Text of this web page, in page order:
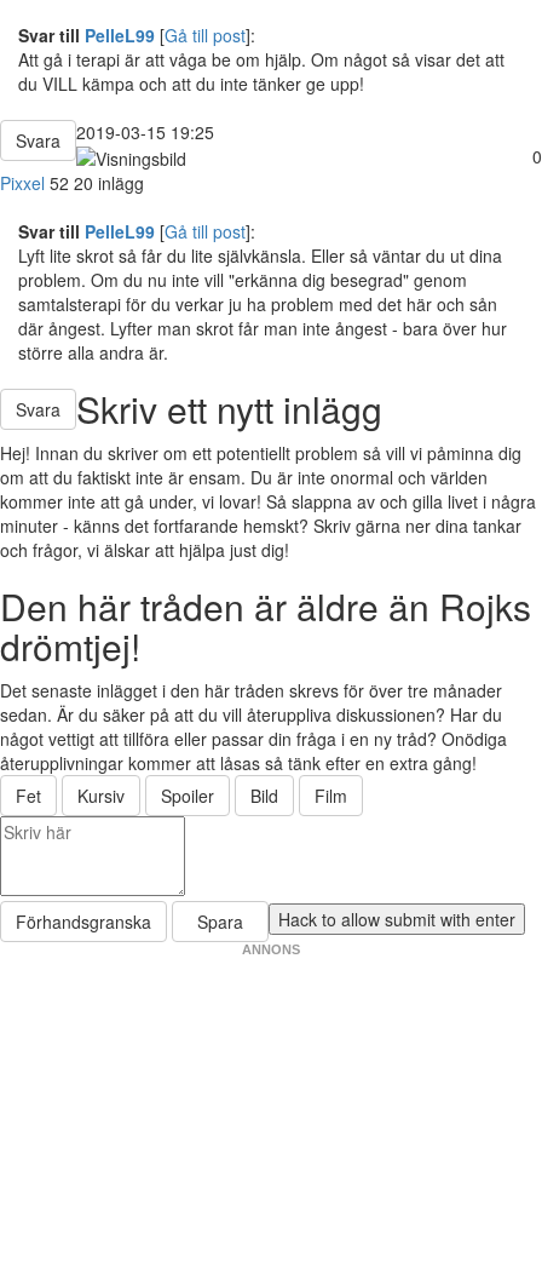
Svar till PelleL99 [Gå till post]:
Att gå i terapi är att våga be om hjälp. Om något så visar det att
du VILL kämpa och att du inte tänker ge upp!
Svara
2019-03-15 19:25
0
Pixxel 52 20 inlägg
Svar till PelleL99 [Gå till post]:
Lyft lite skrot så får du lite självkänsla. Eller så väntar du ut dina
problem. Om du nu inte vill "erkänna dig besegrad" genom
samtalsterapi för du verkar ju ha problem med det här och sån
där ångest. Lyfter man skrot får man inte ångest - bara över hur
större alla andra är.
Svara Skriv ett nytt inlägg
Hej! Innan du skriver om ett potentiellt problem så vill vi påminna dig
om att du faktiskt inte är ensam. Du är inte onormal och världen
kommer inte att gå under, vi lovar! Så slappna av och gilla livet i några
minuter - känns det fortfarande hemskt? Skriv gärna ner dina tankar
och frågor, vi älskar att hjälpa just dig!
Den här tråden är äldre än Rojks
drömtjej!
Det senaste inlägget i den här tråden skrevs för över tre månader
sedan. Är du säker på att du vill återuppliva diskussionen? Har du
något vettigt att tillföra eller passar din fråga i en ny tråd? Onödiga
återupplivningar kommer att låsas så tänk efter en extra gång!
Fet
Kursiv Spoiler Bild Film
Förhandsgranska Spara
ANNONS